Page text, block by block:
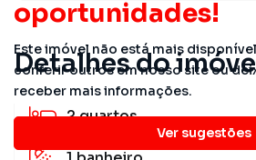
oportunidades!
Este imóvel não está mais
conferir outros em nosso site ou
receber mais informações.
Ver sugestões
Detalhes do
2quartos